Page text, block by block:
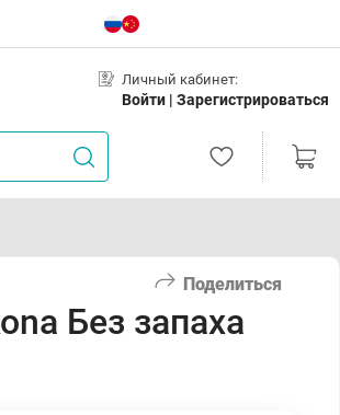
Личный кабинет:
Войти | Зарегистрироваться
Поделиться
Без запаха